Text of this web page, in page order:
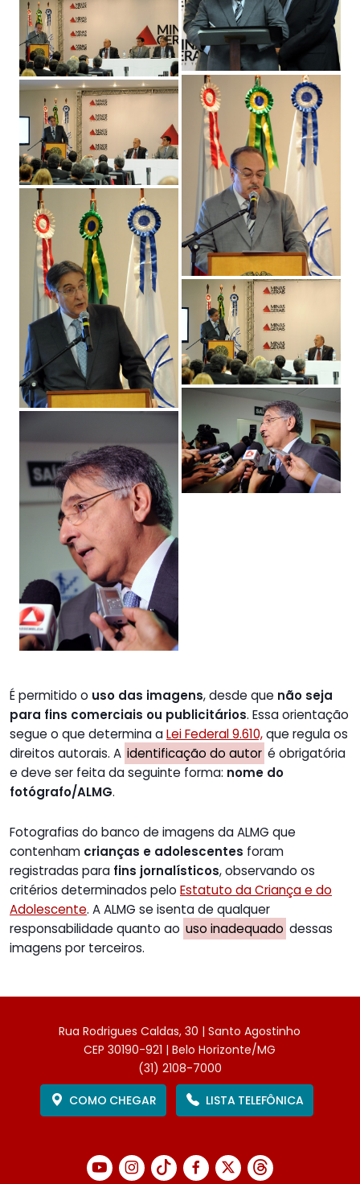
É permitido o uso das imagens, desde que não seja
para fins comerciais ou publicitários. Essa orientação
segue o que determina aLei Federal 9.610,que regula os
direitos autorais. A identificação do autor é obrigatória
e deve ser feita da seguinte forma: nome do
fotógrafo/ALMG.
Fotografias do banco de imagens da ALMG que
contenham crianças e adolescentes foram
registradas para fins jornalísticos, observando os
critérios determinados pelo Estatuto da Criança e do
Adolescente. A ALMG se isenta de qualquer
responsabilidade quanto ao uso inadequado dessas
imagens por terceiros.
Rua Rodrigues Caldas, 30 | Santo Agostinho
CEP 30190-921 | Belo Horizonte/MG
(31) 2108-7000
COMO CHEGAR
LISTA TELEFÔNICA